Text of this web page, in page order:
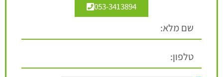
053-3413894